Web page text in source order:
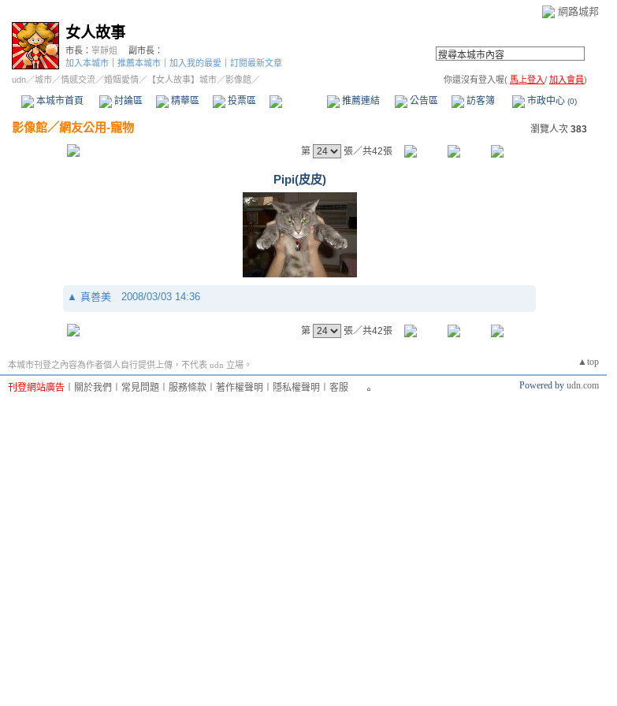
網路城邦
女人故事
市長： 寧靜姐
副市長：
加入本城市
推薦本城市 加入我的最愛
訂閱最新文章
udn／城市／情感交流／婚姻愛情／ 【女人故事】城市／影像館／ 你還沒有登入喔( 馬上登入/ 加入會員)
本城市首頁 討論區 精華區 投票區 影像館 推薦連結 公告區 訪客簿 市政中心 (0)
影像館／網友公用-寵物 瀏覽人次 383
第
張／共42張
Pipi(皮皮)
▲ 真善美 2008/03/03 14:36
第 張／共42張
▲top
本城市刊登之內容為作者個人自行提供上傳，不代表 udn 立場。
刊登網站廣告 關於我們 常見問題 服務條款 著作權聲明 隱私權聲明 客服 Powered by udn.com